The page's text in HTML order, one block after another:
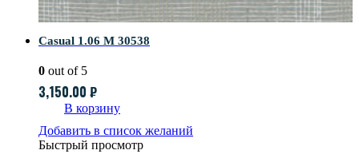
Casual 1.06 M 30538
0 out of 5
3,150.00 ₽
В корзину
Добавить в список желаний
Быстрый просмотр